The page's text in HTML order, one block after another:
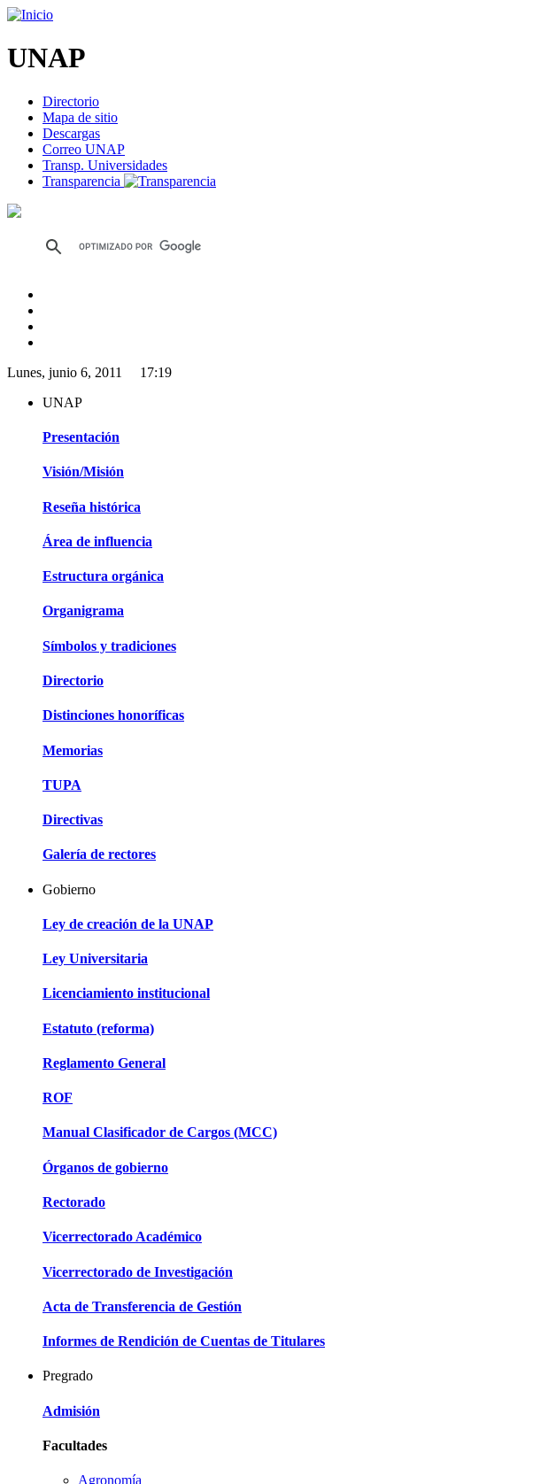
UNAP
Directorio
Mapa de sitio
Descargas
Correo UNAP
Transp. Universidades
Transparencia
Lunes, junio 6, 2011 17:19
UNAP
Presentación
Visión/Misión
Reseña histórica
Área de influencia
Estructura orgánica
Organigrama
Símbolos y tradiciones
Directorio
Distinciones honoríficas
Memorias
TUPA
Directivas
Galería de rectores
Gobierno
Ley de creación de la UNAP
Ley Universitaria
Licenciamiento institucional
Estatuto (reforma)
Reglamento General
ROF
Manual Clasificador de Cargos (MCC)
Órganos de gobierno
Rectorado
Vicerrectorado Académico
Vicerrectorado de Investigación
Acta de Transferencia de Gestión
Informes de Rendición de Cuentas de Titulares
Pregrado
Admisión
Facultades
Agronomía